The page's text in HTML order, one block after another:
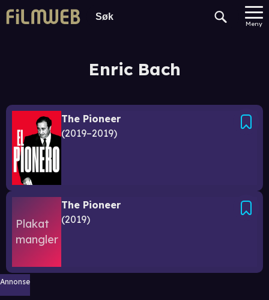
Meny
Enric Bach
The Pioneer
2019–2019
The Pioneer
2019
Annonse